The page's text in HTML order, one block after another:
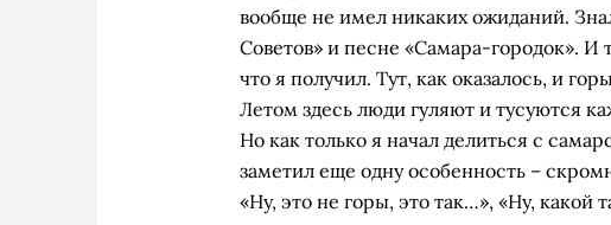
вообще не имел никаких ожиданий.
Советов» и песне «Самара-городок». И
что я получил. Тут, как оказалось, и
Летом здесь люди гуляют и тусуются
Но как только я начал делиться с
заметил еще одну особенность –
«Ну, это не горы, это так…», «Ну, какой